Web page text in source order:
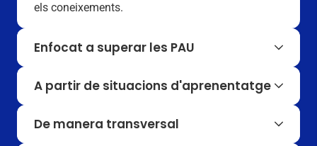
els coneixements.
Enfocat a superar les PAU
els teus alumnes adquireixin les competències
Filosofia.
A partir de situacions d'aprenentatge
d’aprenentatge reals i pràctiques que ajuden a
De manera transversal